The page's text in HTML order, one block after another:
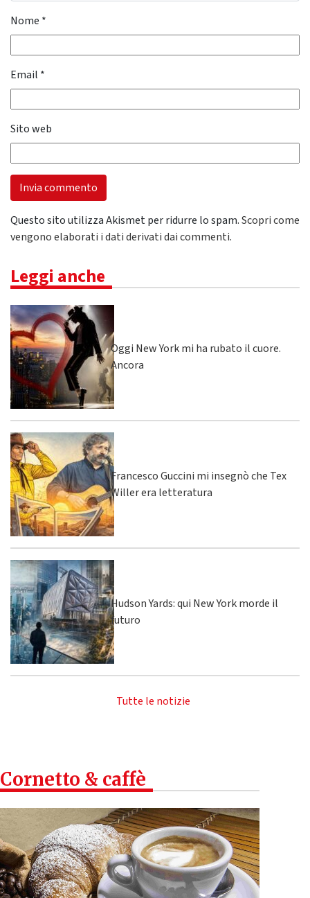
Nome *
Email *
Sito web
Questo sito utilizza Akismet per ridurre lo spam.Scopri come
vengono elaborati i dati derivati dai commenti.
Leggi anche
Oggi New York mi ha rubato il cuore.
Ancora
Francesco Guccini mi insegnò che Tex
Willer era letteratura
Hudson Yards: qui New York morde il
futuro
Tutte le notizie
Cornetto & caffè